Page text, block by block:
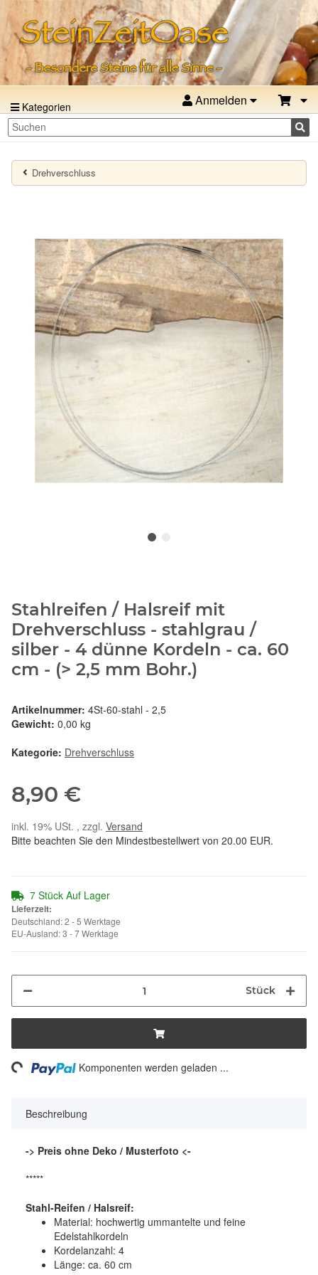
Kategorien Anmelden
Drehverschluss
Stahlreifen / Halsreif mit
Drehverschluss - stahlgrau /
silber - 4 dünne Kordeln - ca. 60
cm - (> 2,5 mm Bohr.)
Artikelnummer: 4St-60-stahl - 2,5
Gewicht: 0,00 kg
Kategorie: Drehverschluss
8,90 €
inkl. 19% USt. , zzgl. Versand
Bitte beachten Sie den Mindestbestellwert von 20.00 EUR.
7 Stück Auf Lager
Lieferzeit:
Deutschland: 2 - 5 Werktage
EU-Ausland: 3 - 7 Werktage
Stück
Komponenten werden geladen ...
Beschreibung
-> Preis ohne Deko / Musterfoto <-
*****
Stahl-Reifen / Halsreif:
Material: hochwertig ummantelte und feine
Edelstahlkordeln
Kordelanzahl: 4
Länge: ca. 60 cm